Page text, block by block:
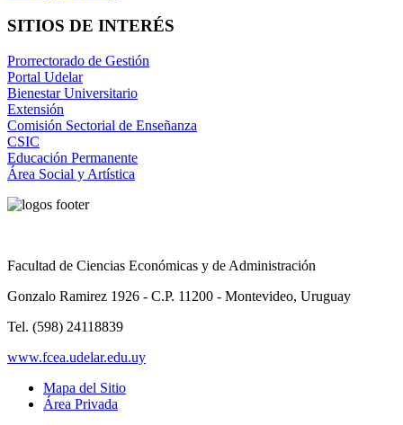
SITIOS DE INTERÉS
Prorrectorado de Gestión
Portal Udelar
Bienestar Universitario
Extensión
Comisión Sectorial de Enseñanza
CSIC
Educación Permanente
Área Social y Artística
Facultad de Ciencias Económicas y de Administración
Gonzalo Ramirez 1926 - C.P. 11200 - Montevideo, Uruguay
Tel. (598) 24118839
www.fcea.udelar.edu.uy
Mapa del Sitio
Área Privada